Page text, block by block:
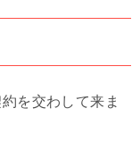
を交わして来ま